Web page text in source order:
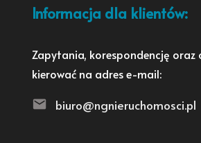
Informacja dla klientów:
Zapytania, korespondencję oraz
kierować na adres e-mail:
biuro@ngnieruchomosci.pl